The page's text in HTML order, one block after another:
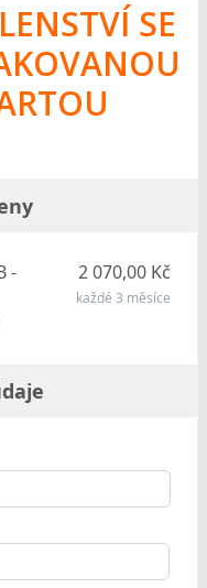
SE
-
2 070,00 Kč
každé 3 měsíce